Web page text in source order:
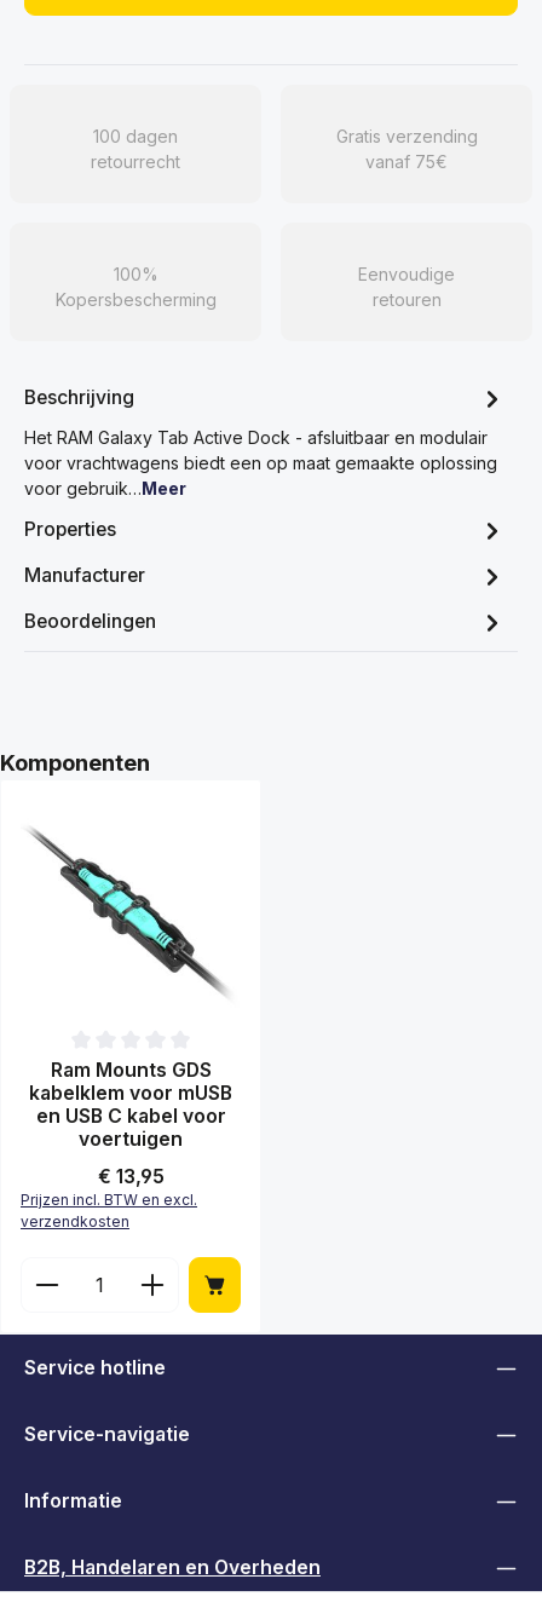
100 dagen
retourrecht
Gratis verzending
vanaf 75€
100%
Kopersbescherming
Eenvoudige
retouren
Beschrijving
Het RAM Galaxy Tab Active Dock - afsluitbaar en modulair
voor vrachtwagens biedt een op maat gemaakte oplossing
voor gebruik…Meer
Properties
Manufacturer
Beoordelingen
Productgalerij overslaan
Komponenten
Gemiddelde waardering van 0 van 5 sterren
Ram Mounts GDS
kabelklem voor mUSB
en USB C kabel voor
voertuigen
Normale prijs:
€ 13,95
Prijzen incl. BTW en excl.
verzendkosten
Producthoeveelheid: Voer de gewenste
Service hotline
Service-navigatie
Informatie
B2B, Handelaren en Overheden